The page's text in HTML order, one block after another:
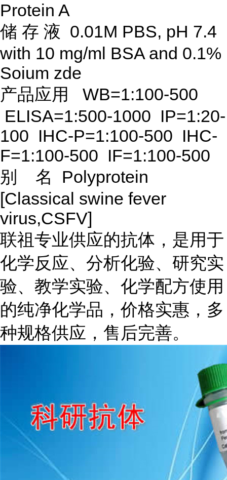
Protein A
储 存 液 0.01M PBS, pH 7.4
with 10 mg/ml BSA and 0.1%
Soium zde
产品应用
WB=1:100-500
ELISA=1:500-1000 IP=1:20-
100 IHC-P=1:100-500 IHC-
F=1:100-500 IF=1:100-500
别
名
Polyprotein
[Classical swine fever
virus,CSFV]
联祖专业供应的抗体，是用于
化学反应、分析化验、研究实
验、教学实验、化学配方使用
的纯净化学品，价格实惠，多
种规格供应，售后完善。